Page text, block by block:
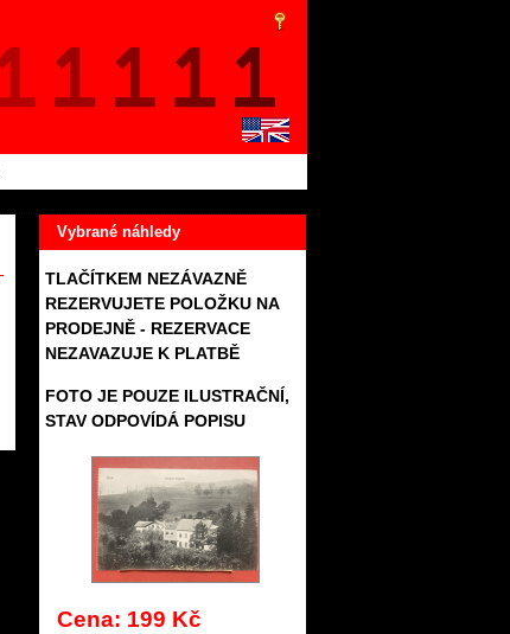
Vybrané náhledy
TLAČÍTKEM NEZÁVAZNĚ
REZERVUJETE POLOŽKU NA
PRODEJNĚ - REZERVACE
NEZAVAZUJE K PLATBĚ
FOTO JE POUZE ILUSTRAČNÍ,
STAV ODPOVÍDÁ POPISU
Cena: 199 Kč